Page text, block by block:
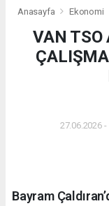
Anasayfa Ekonomi
VAN TSO
27.06.2026
Bayram